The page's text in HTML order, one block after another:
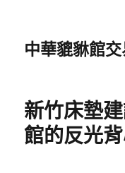
中華貔貅館
新竹床墊
館的反光